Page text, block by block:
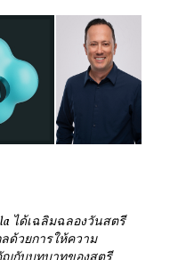
ได้เฉลิมฉลองวันสตรี
ด้วยการให้ความ